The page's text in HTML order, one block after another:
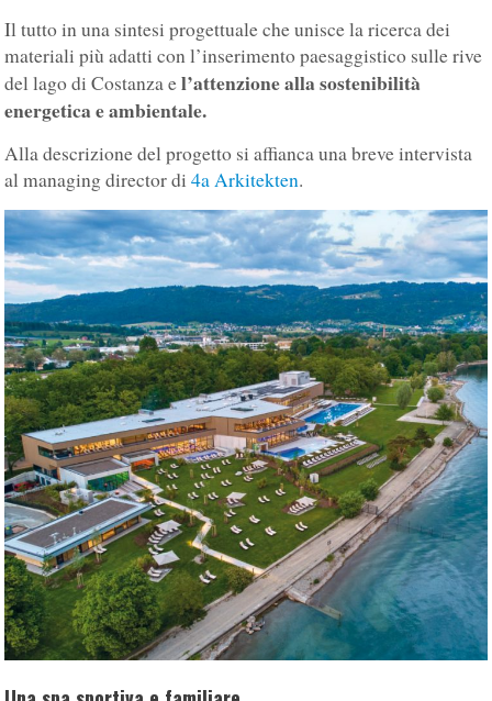
Il tutto in una sintesi progettuale che unisce la ricerca dei
materiali più adatti con l’inserimento paesaggistico sulle rive
del lago di Costanza el’attenzione alla sostenibilità
energetica e ambientale.
Alla descrizione del progetto si affianca una breve intervista
al managing director di4a Arkitekten.